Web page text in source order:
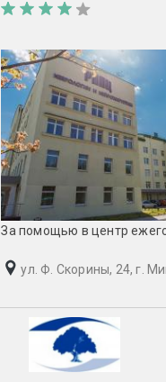
За помощью в центр
ул. Ф. Скорины, 24, г.